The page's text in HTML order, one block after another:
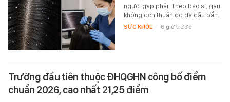
người gặp phải. Theo bác sĩ, gàu
không đơn thuần do da đầu bẩn…
SỨC KHỎE - 6 giờ trước
Trường đầu tiên thuộc ĐHQGHN công bố điểm
chuẩn 2026, cao nhất 21,25 điểm